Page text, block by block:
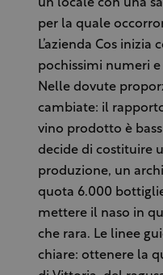
un locale con una
per la quale
L’azienda Cos inizia
pochissimi numeri
Nelle dovute
cambiate: il
vino prodotto è
decide di costituire
produzione, un
quota 6.000
mettere il naso in
che rara. Le linee
chiare: ottenere la